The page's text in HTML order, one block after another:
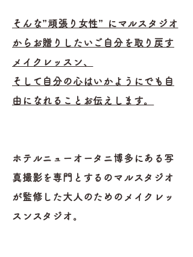
そんな”頑張り女性” にマルスタジオ
からお贈りしたいご自分を取り戻す
メイクレッスン、
そして自分の心はいかようにでも自
由になれることお伝えします。
ホテルニューオータニ博多にある写
真撮影を専門とするのマルスタジオ
が監修した大人のためのメイクレッ
スンスタジオ。